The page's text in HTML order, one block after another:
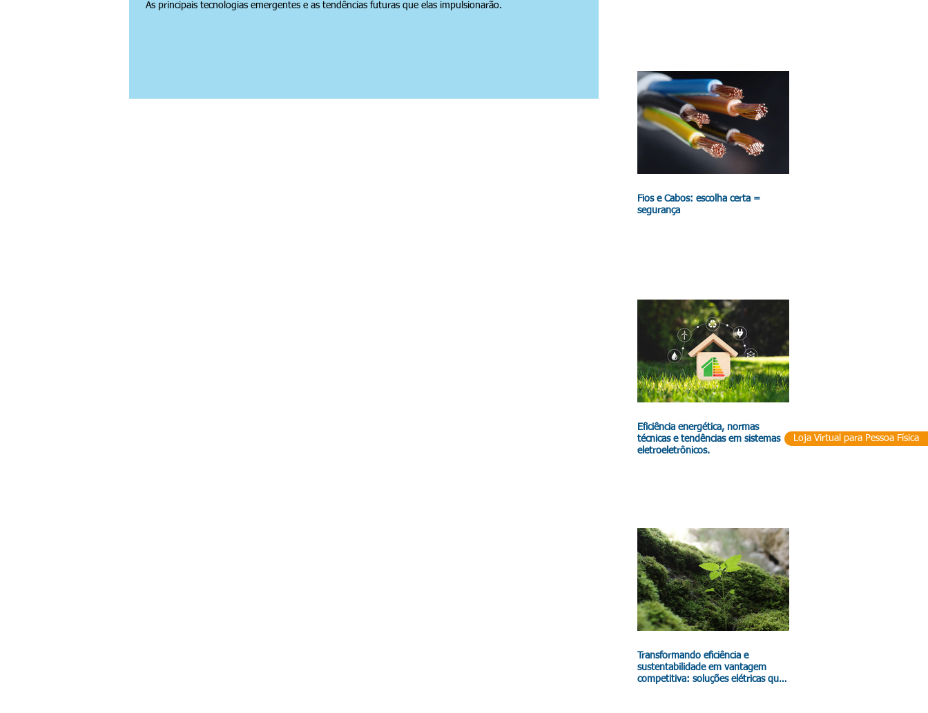
Loja Virtual para Pessoa Física
As principais tecnologias emergentes e as tendências futuras que elas impulsionarão.
Fios e Cabos: escolha certa =
segurança
Eficiência energética, normas
técnicas e tendências em sistemas
eletroeletrônicos.
Transformando eficiência e
sustentabilidade em vantagem
competitiva: soluções elétricas que